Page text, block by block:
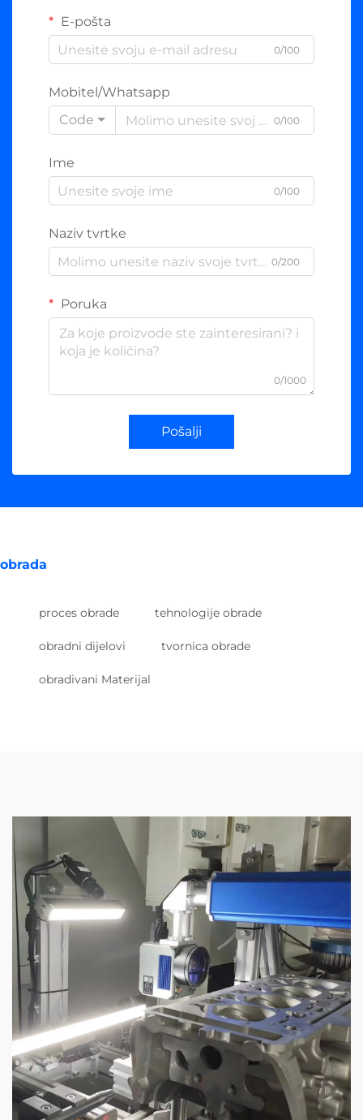
E-pošta
0/100
Mobitel/Whatsapp
Code
0/100
Ime
0/100
Naziv tvrtke
0/200
Poruka
0/1000
Pošalji
obrada
proces obrade tehnologije obrade
obradni dijelovi tvornica obrade
obradivani Materijal